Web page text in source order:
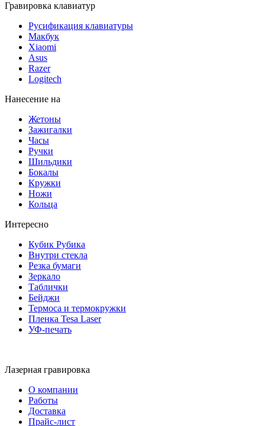
Гравировка клавиатур
Русификация клавиатуры
Макбук
Xiaomi
Asus
Razer
Logitech
Нанесение на
Жетоны
Зажигалки
Часы
Ручки
Шильдики
Бокалы
Кружки
Ножи
Кольца
Интересно
Кубик Рубика
Внутри стекла
Резка бумаги
Зеркало
Таблички
Бейджи
Термоса и термокружки
Пленка Tesa Laser
УФ-печать
Лазерная гравировка
О компании
Работы
Доставка
Прайс-лист